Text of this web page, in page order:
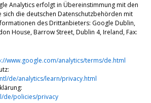
Analytics erfolgt in Übereinstimmung mit den
sich die deutschen Datenschutzbehörden mit
des Drittanbieters: Google Dublin,
House, Barrow Street, Dublin 4, Ireland, Fax:
www.google.com/analytics/terms/de.html
de/analytics/learn/privacy.html
de/policies/privacy